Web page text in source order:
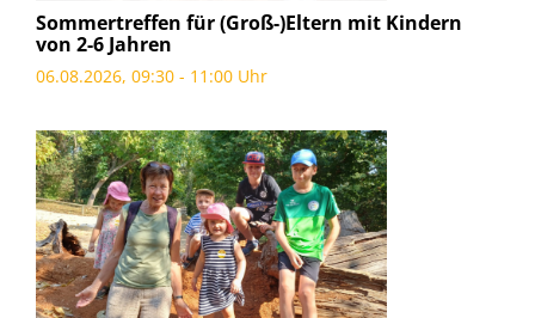
Sommertreffen für (Groß-)Eltern mit Kindern
von 2-6 Jahren
06.08.2026, 09:30 - 11:00 Uhr